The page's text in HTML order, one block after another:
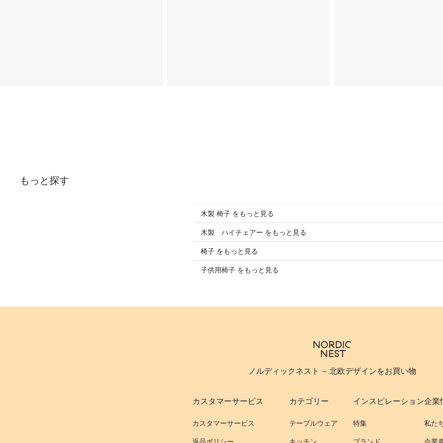
もっと探す
木製 椅子 をもっと見る
木製 ハイチェアー をもっと見る
椅子 をもっと見る
子供用椅子 をもっと見る
ノルディックネスト - 北欧デザインをお買い物
カスタマーサービス
カスタマーサービス
返品ポリシー
カテゴリー
テーブルウェア
キッチン
インスピレーション
特集
ブランド
企業
私た
企業